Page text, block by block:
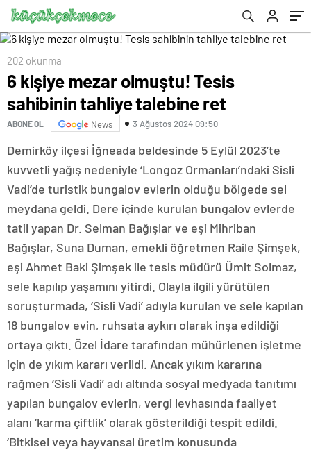
202 okunma
6 kişiye mezar olmuştu! Tesis
sahibinin tahliye talebine ret
ABONE OL News 3 Ağustos 2024 09:50
Demirköy ilçesi İğneada beldesinde 5 Eylül 2023’te
kuvvetli yağış nedeniyle ‘Longoz Ormanları’ndaki Sisli
Vadi’de turistik bungalov evlerin olduğu bölgede sel
meydana geldi. Dere içinde kurulan bungalov evlerde
tatil yapan Dr. Selman Bağışlar ve eşi Mihriban
Bağışlar, Suna Duman, emekli öğretmen Raile Şimşek,
eşi Ahmet Baki Şimşek ile tesis müdürü Ümit Solmaz,
sele kapılıp yaşamını yitirdi. Olayla ilgili yürütülen
soruşturmada, ‘Sisli Vadi’ adıyla kurulan ve sele kapılan
18 bungalov evin, ruhsata aykırı olarak inşa edildiği
ortaya çıktı. Özel İdare tarafından mühürlenen işletme
için de yıkım kararı verildi. Ancak yıkım kararına
rağmen ‘Sisli Vadi’ adı altında sosyal medyada tanıtımı
yapılan bungalov evlerin, vergi levhasında faaliyet
alanı ‘karma çiftlik’ olarak gösterildiği tespit edildi.
‘Bitkisel veya hayvansal üretim konusunda